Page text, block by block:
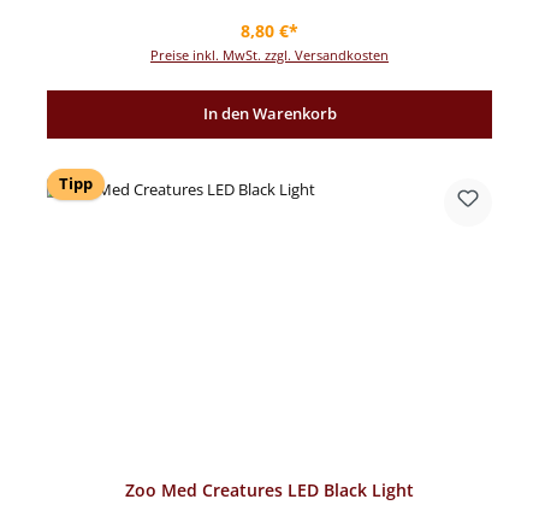
Regulärer Preis:
8,80 €*
Preise inkl. MwSt. zzgl. Versandkosten
In den Warenkorb
Tipp
Zoo Med Creatures LED Black Light